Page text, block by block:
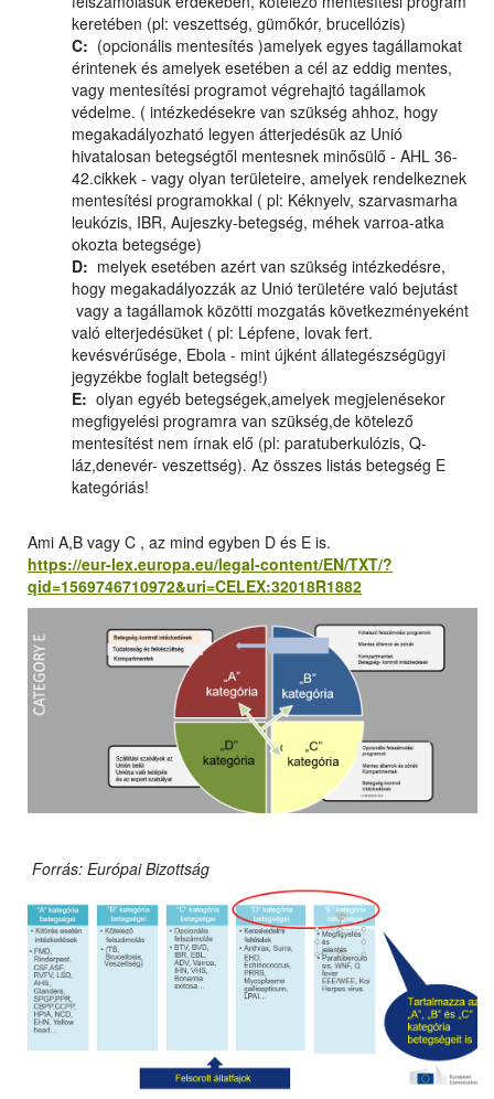
keretében (pl: veszettség, gümőkór, brucellózis)
C: (opcionális mentesítés )amelyek egyes tagállamokat
érintenek és amelyek esetében a cél az eddig mentes,
vagy mentesítési programot végrehajtó tagállamok
védelme. ( intézkedésekre van szükség ahhoz, hogy
megakadályozható legyen átterjedésük az Unió
hivatalosan betegségtől mentesnek minősülő - AHL 36-
42.cikkek - vagy olyan területeire, amelyek rendelkeznek
mentesítési programokkal ( pl: Kéknyelv, szarvasmarha
leukózis, IBR, Aujeszky-betegség, méhek varroa-atka
okozta betegsége)
D: melyek esetében azért van szükség intézkedésre,
hogy megakadályozzák az Unió területére való bejutást
vagy a tagállamok közötti mozgatás következményeként
való elterjedésüket ( pl: Lépfene, lovak fert.
kevésvérűsége, Ebola - mint újként állategészségügyi
jegyzékbe foglalt betegség!)
E: olyan egyéb betegségek,amelyek megjelenésekor
megfigyelési programra van szükség,de kötelező
mentesítést nem írnak elő (pl: paratuberkulózis, Q-
láz,denevér- veszettség). Az összes listás betegség E
kategóriás!
Ami A,B vagy C , az mind egyben D és E is.
https://eur-lex.europa.eu/legal-content/EN/TXT/?
qid=1569746710972&uri=CELEX:32018R1882
Forrás: Európai Bizottság